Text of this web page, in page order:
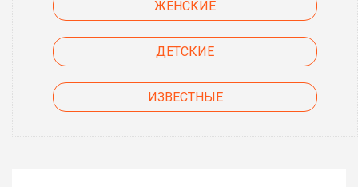
ЖЕНСКИЕ
ДЕТСКИЕ
ИЗВЕСТНЫЕ